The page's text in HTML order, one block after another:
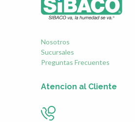
Nosotros
Sucursales
Preguntas Frecuentes
Atencion al Cliente